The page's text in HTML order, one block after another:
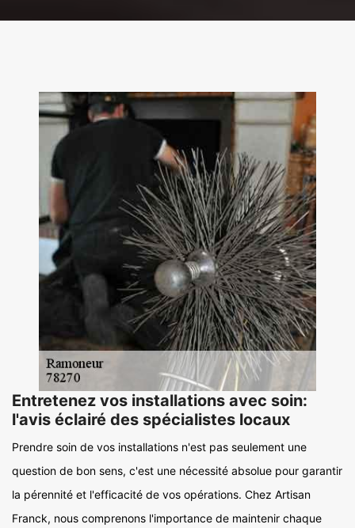
Entretenez vos installations avec soin:
l'avis éclairé des spécialistes locaux
Prendre soin de vos installations n'est pas seulement une
question de bon sens, c'est une nécessité absolue pour garantir
la pérennité et l'efficacité de vos opérations. Chez Artisan
Franck, nous comprenons l'importance de maintenir chaque